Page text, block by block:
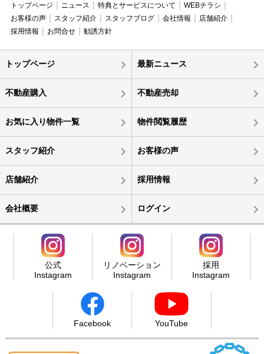
トップページ ニュース 特典とサービスについて
WEBチラシ
お客様の声
スタッフ紹介 スタッフブログ 会社情報
店舗紹介
採用情報
お問合せ 勧誘方針
トップページ 最新ニュース
不動産購入 不動産売却
お気に入り物件一覧 物件閲覧履歴
スタッフ紹介 お客様の声
店舗紹介 採用情報
会社概要 ログイン
公式
Instagram
リノベーション
Instagram
採用
Instagram
Facebook YouTube